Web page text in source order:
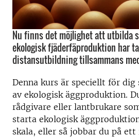
Nu finns det möjlighet att utbilda
ekologisk fjäderfäproduktion har
distansutbildning tillsammans
Denna kurs är speciellt för dig
av ekologisk äggproduktion.
rådgivare eller lantbrukare
starta ekologisk
skala, eller så jobbar du på